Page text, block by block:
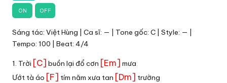
ON OFF
Sáng tác: Việt Hùng | Ca sĩ: — | Tone gốc: C | Style: — |
Tempo: 100 | Beat: 4/4
1. Trời [C] buồn lại đổ cơn [Em] mưa
Ướt tà áo [F] tím năm xưa tan [Dm] trường